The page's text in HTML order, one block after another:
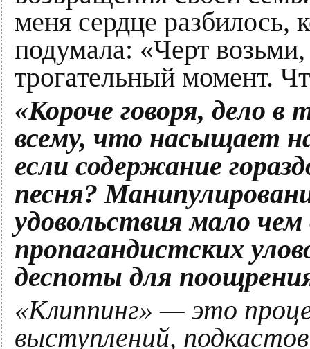
меня сердце разбилось,
подумала: «Черт
трогательный момент.
«Короче говоря, дело
всему, что насыщает
если содержание
песня?
удовольствия мало
пропагандистских
деспоты для
«Клиппинг» — это
выступлений,